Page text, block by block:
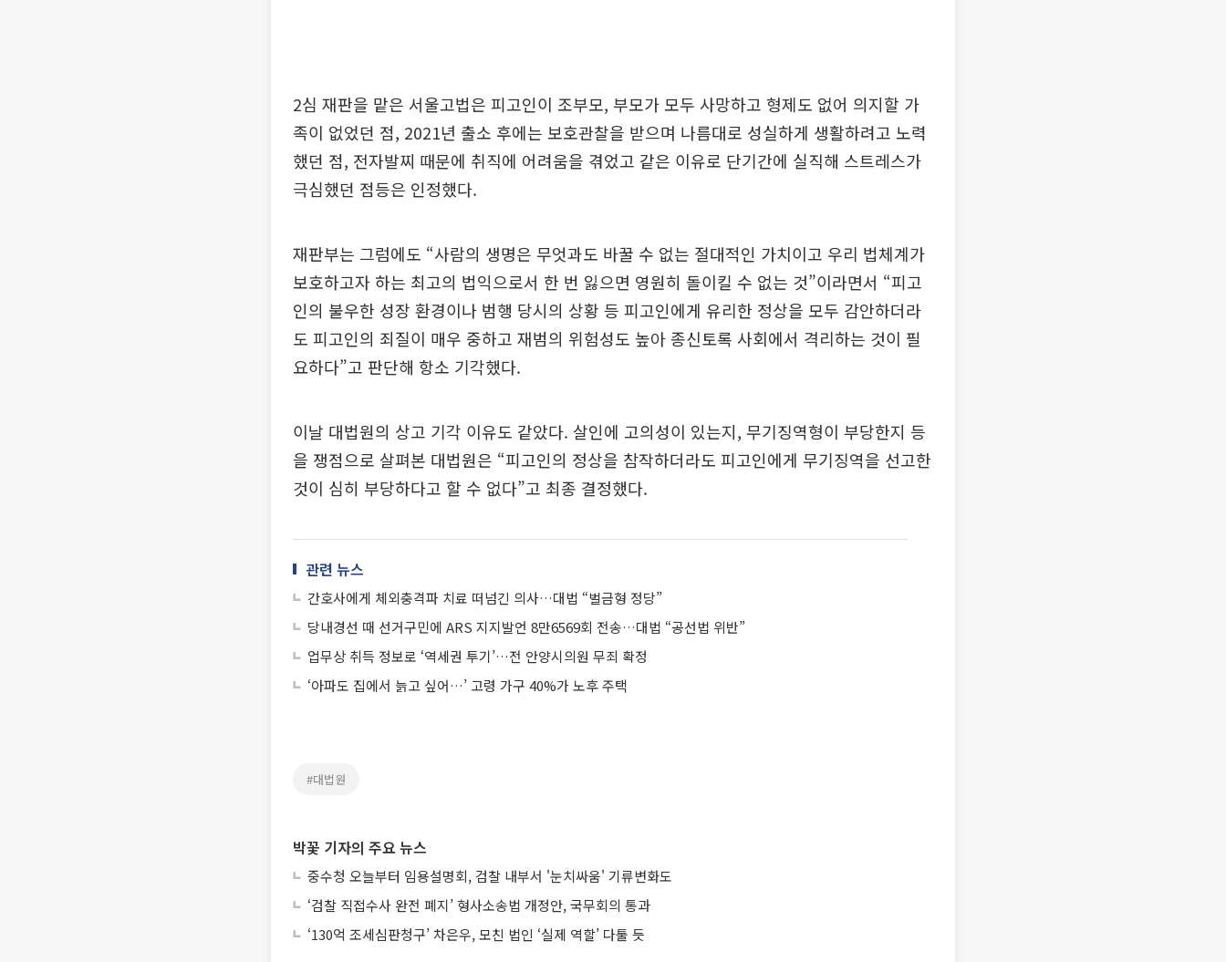
2심 재판을 맡은 서울고법은 피고인이 조부모, 부모가 모두 사망하고 형제도 없어 의지할 가
족이 없었던 점, 2021년 출소 후에는 보호관찰을 받으며 나름대로 성실하게 생활하려고 노력
했던 점, 전자발찌 때문에 취직에 어려움을 겪었고 같은 이유로 단기간에 실직해 스트레스가
극심했던 점등은 인정했다.
재판부는 그럼에도 “사람의 생명은 무엇과도 바꿀 수 없는 절대적인 가치이고 우리 법체계가
보호하고자 하는 최고의 법익으로서 한 번 잃으면 영원히 돌이킬 수 없는 것”이라면서 “피고
인의 불우한 성장 환경이나 범행 당시의 상황 등 피고인에게 유리한 정상을 모두 감안하더라
도 피고인의 죄질이 매우 중하고 재범의 위험성도 높아 종신토록 사회에서 격리하는 것이 필
요하다”고 판단해 항소 기각했다.
이날 대법원의 상고 기각 이유도 같았다. 살인에 고의성이 있는지, 무기징역형이 부당한지 등
을 쟁점으로 살펴본 대법원은 “피고인의 정상을 참작하더라도 피고인에게 무기징역을 선고한
것이 심히 부당하다고 할 수 없다”고 최종 결정했다.
관련 뉴스
간호사에게 체외충격파 치료 떠넘긴 의사…대법 “벌금형 정당”
당내경선 때 선거구민에 ARS 지지발언 8만6569회 전송…대법 “공선법 위반”
업무상 취득 정보로 ‘역세권 투기’…전 안양시의원 무죄 확정
‘아파도 집에서 늙고 싶어…’ 고령 가구 40%가 노후 주택
#대법원
박꽃 기자의 주요 뉴스
중수청 오늘부터 임용설명회, 검찰 내부서 '눈치싸움' 기류변화도
‘검찰 직접수사 완전 폐지’ 형사소송법 개정안, 국무회의 통과
‘130억 조세심판청구’ 차은우, 모친 법인 ‘실제 역할’ 다툴 듯